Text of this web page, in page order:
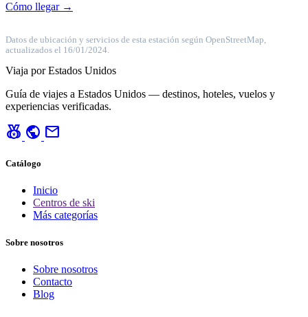
Cómo llegar →
Datos de ubicación y servicios de esta estación según OpenStreetMap,
actualizados el 16/01/2024.
Viaja por Estados Unidos
Guía de viajes a Estados Unidos — destinos, hoteles, vuelos y
experiencias verificadas.
social_leaderboard public mail
Catálogo
Inicio
Centros de ski
Más categorías
Sobre nosotros
Sobre nosotros
Contacto
Blog